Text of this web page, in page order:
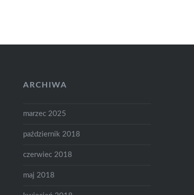
ARCHIWA
marzec 2025
październik 2018
czerwiec 2018
maj 2018